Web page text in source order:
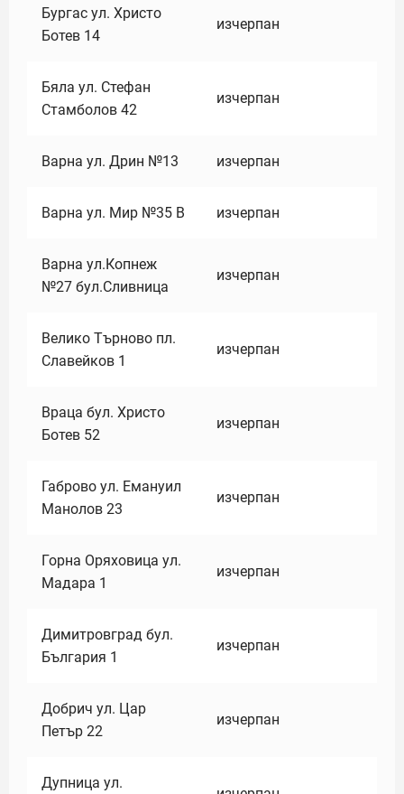
Бургас ул. Христо
Ботев 14
изчерпан
Бяла ул. Стефан
Стамболов 42
изчерпан
Варна ул. Дрин №13 изчерпан
Варна ул. Мир №35 В изчерпан
Варна ул.Копнеж
№27 бул.Сливница
изчерпан
Велико Търново пл.
Славейков 1
изчерпан
Враца бул. Христо
Ботев 52
изчерпан
Габрово ул. Емануил
Манолов 23
изчерпан
Горна Оряховица ул.
Мадара 1
изчерпан
Димитровград бул.
България 1
изчерпан
Добрич ул. Цар
Петър 22
изчерпан
Дупница ул.